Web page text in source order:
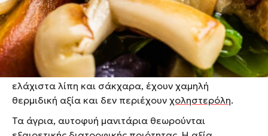
το ορατό μέρος έχει συνήθως μορφή ομπρέλας.
Τα μανιτάρια περιέχουν σε υψηλό ποσοστό νερό και
φυτικές ίνες, ενώ είναι πλούσια σε πρωτεΐνες,
βασικά μεταλλικά άλατα, ιχνοστοιχεία και βιταμίνες
του συμπλέγματος Β. Παράλληλα, περιέχουν
ελάχιστα λίπη και σάκχαρα, έχουν χαμηλή
θερμιδική αξία και δεν περιέχουν χοληστερόλη.
Τα άγρια, αυτοφυή μανιτάρια θεωρούνται